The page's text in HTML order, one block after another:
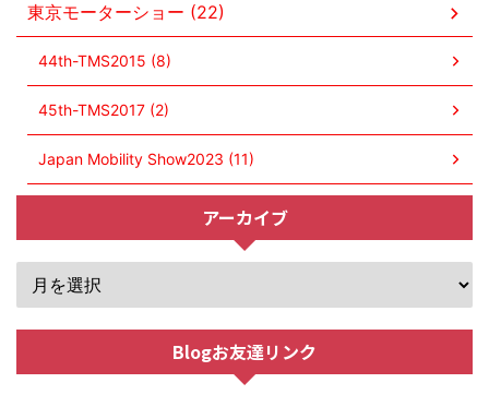
東京モーターショー (22)
44th-TMS2015 (8)
45th-TMS2017 (2)
Japan Mobility Show2023 (11)
アーカイブ
Blogお友達リンク